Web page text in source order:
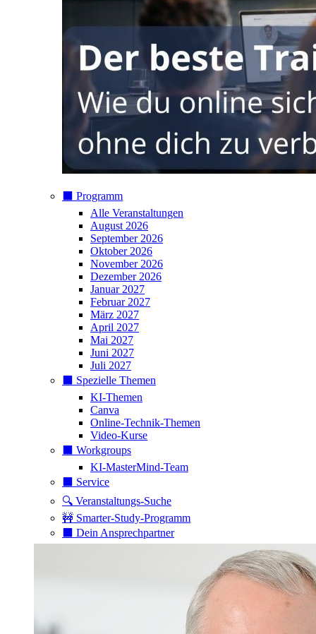
⬛️ Programm
Alle Veranstaltungen
August 2026
September 2026
Oktober 2026
November 2026
Dezember 2026
Januar 2027
Februar 2027
März 2027
April 2027
Mai 2027
Juni 2027
Juli 2027
⬛️ Spezielle Themen
KI-Themen
Canva
Online-Technik-Themen
Video-Kurse
⬛️ Workgroups
KI-MasterMind-Team
⬛️ Service
🔍 Veranstaltungs-Suche
🚧 Smarter-Study-Programm
⬛️ Dein Ansprechpartner